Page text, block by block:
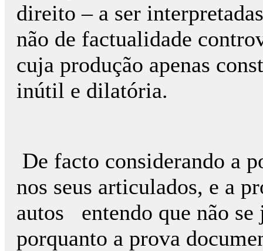
direito – a ser
não de factualidade
cuja produção apenas
inútil e dilatória.
De facto considerando a
nos seus articulados, e a
autos entendo que não
porquanto a prova